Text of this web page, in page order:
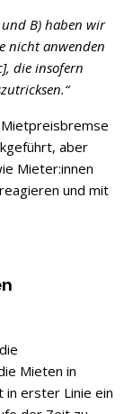
B) haben wir
nicht anwenden
die insofern
aber
Mieter:innen
und mit
Mieten in
in erster Linie ein